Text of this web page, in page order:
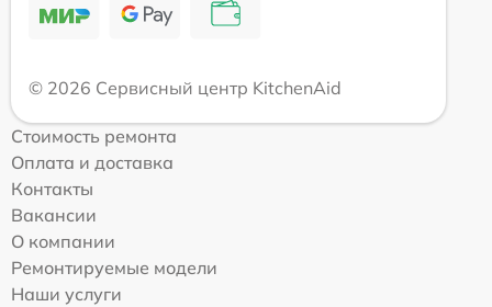
© 2026 Сервисный центр KitchenAid
Стоимость ремонта
Оплата и доставка
Контакты
Вакансии
О компании
Ремонтируемые модели
Наши услуги